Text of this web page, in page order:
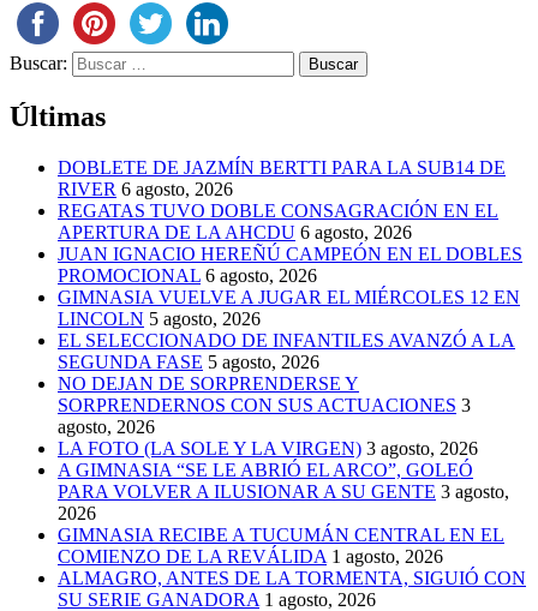
Buscar:
Últimas
DOBLETE DE JAZMÍN BERTTI PARA LA SUB14 DE
RIVER 6 agosto, 2026
REGATAS TUVO DOBLE CONSAGRACIÓN EN EL
APERTURA DE LA AHCDU 6 agosto, 2026
JUAN IGNACIO HEREÑÚ CAMPEÓN EN EL DOBLES
PROMOCIONAL 6 agosto, 2026
GIMNASIA VUELVE A JUGAR EL MIÉRCOLES 12 EN
LINCOLN 5 agosto, 2026
EL SELECCIONADO DE INFANTILES AVANZÓ A LA
SEGUNDA FASE 5 agosto, 2026
NO DEJAN DE SORPRENDERSE Y
SORPRENDERNOS CON SUS ACTUACIONES 3
agosto, 2026
LA FOTO (LA SOLE Y LA VIRGEN) 3 agosto, 2026
A GIMNASIA “SE LE ABRIÓ EL ARCO”, GOLEÓ
PARA VOLVER A ILUSIONAR A SU GENTE 3 agosto,
2026
GIMNASIA RECIBE A TUCUMÁN CENTRAL EN EL
COMIENZO DE LA REVÁLIDA 1 agosto, 2026
ALMAGRO, ANTES DE LA TORMENTA, SIGUIÓ CON
SU SERIE GANADORA 1 agosto, 2026